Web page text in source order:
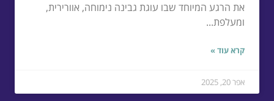
את הרגע המיוחד שבו עוגת גבינה נימוחה, אוורירית,
ומעלפת...
קרא עוד »
אפר 20, 2025